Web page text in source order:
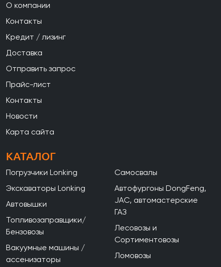
О компании
Контакты
Кредит / лизинг
Доставка
Отправить запрос
Прайс-лист
Контакты
Новости
Карта сайта
КАТАЛОГ
Погрузчики Lonking
Экскаваторы Lonking
Автовышки
Топливозаправщики/
Бензовозы
Вакуумные машины /
ассенизаторы
Самосвалы
Автофургоны DongFeng,
JAC, автомастерские
ГАЗ
Лесовозы и
Сортиментовозы
Ломовозы